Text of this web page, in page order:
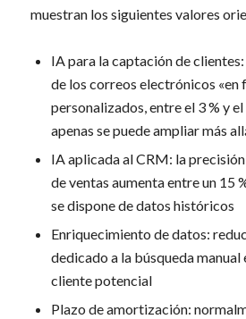
muestran los siguientes valores
IA para la captación de
de los correos electrónicos «en
personalizados, entre el 3 % y
apenas se puede ampliar más
IA aplicada al CRM: la
de ventas aumenta entre un 15
se dispone de datos históricos
Enriquecimiento de datos:
dedicado a la búsqueda manual
cliente potencial
Plazo de amortización: